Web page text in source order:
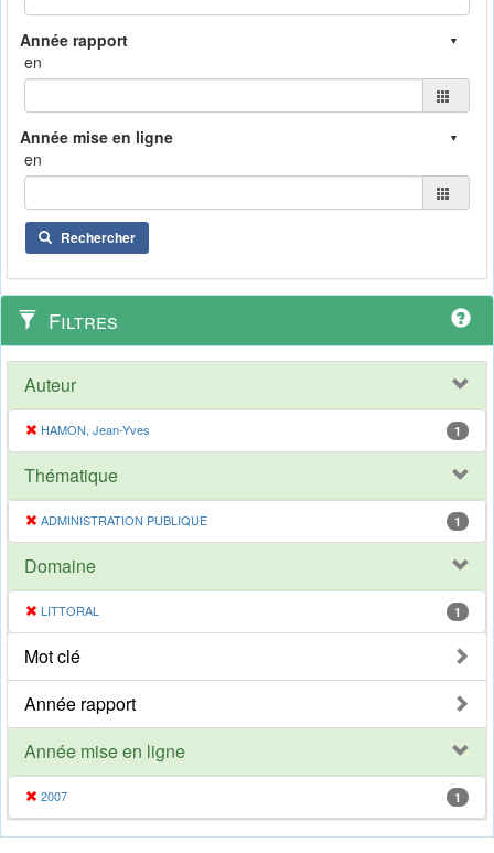
en
en
Rechercher
Filtres
Auteur
HAMON, Jean-Yves 1
Thématique
ADMINISTRATION PUBLIQUE 1
Domaine
LITTORAL 1
Mot clé
Année rapport
Année mise en ligne
2007 1